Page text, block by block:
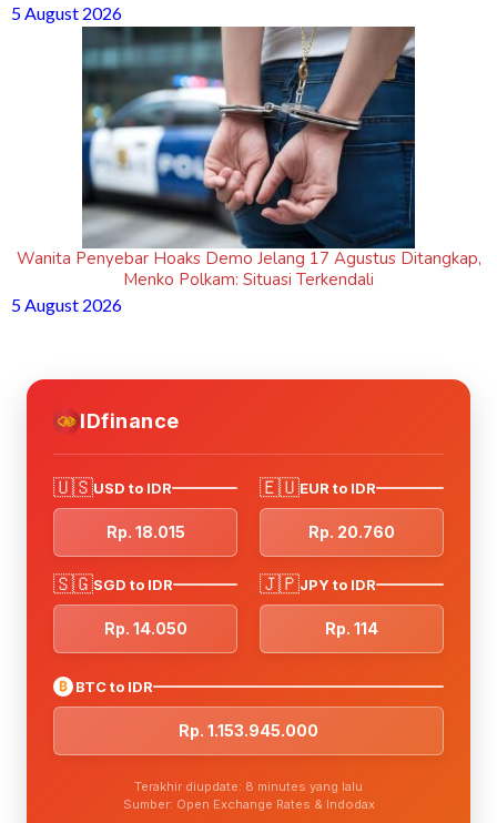
5 August 2026
Wanita Penyebar Hoaks Demo Jelang 17 Agustus Ditangkap,
Menko Polkam: Situasi Terkendali
5 August 2026
IDfinance
🇺🇸USD to IDR
Rp. 18.015
🇪🇺EUR to IDR
Rp. 20.760
🇸🇬SGD to IDR
Rp. 14.050
🇯🇵JPY to IDR
Rp. 114
₿ BTC to IDR
Rp. 1.153.945.000
Terakhir diupdate: 8 minutes yang lalu
Sumber: Open Exchange Rates & Indodax